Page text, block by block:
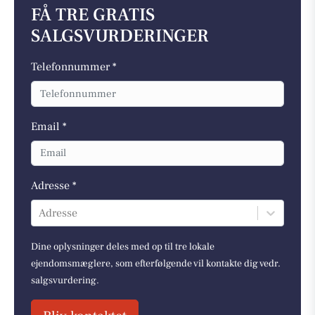
FÅ TRE GRATIS
SALGSVURDERINGER
Telefonnummer *
Email *
Adresse *
Adresse
Dine oplysninger deles med op til tre lokale
ejendomsmæglere, som efterfølgende vil kontakte dig vedr.
salgsvurdering.